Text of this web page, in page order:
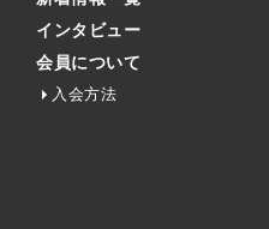
インタビュー
会員について
入会方法